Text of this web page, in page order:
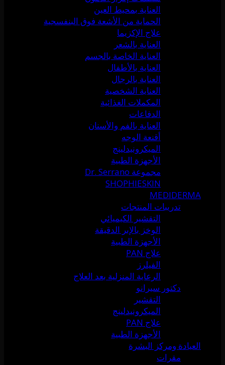
العناية بمحيط العين
الحماية من الأشعة فوق البنفسجية
علاج الإكزيما
العناية بالشعر
العناية الخاصة بالجسم
العناية بالأطفال
العناية بالرجال
العناية الشخصية
المكملات الغذائية
الدفاعات
العناية بالفم والأسنان
أقنعة الوجه
الميكرونيدلينج
الأجهزة الطبية
مجموعة Dr. Serrano
SHOPHIESKIN
MEDIDERMA
تدريبات المنتجات
التقشير الكيميائي
الوخز بالإبر الدقيقة
الأجهزة الطبية
علاج PAN
الفيلرز
الرعاية المنزلية بعد العلاج
دكتور سيرانو
التقشير
الميكرونيدلينج
علاج PAN
الأجهزة الطبية
العيادة ومركز البشرة
مقرات